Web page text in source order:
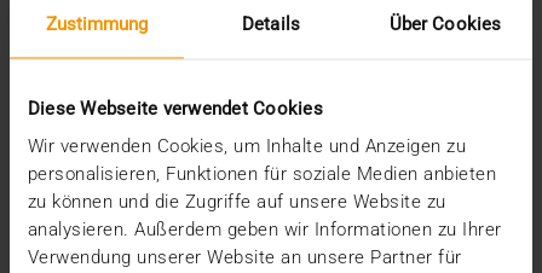
Zustimmung Details Über Cookies
Diese Webseite verwendet Cookies
Wir verwenden Cookies, um Inhalte und Anzeigen zu
personalisieren, Funktionen für soziale Medien anbieten
zu können und die Zugriffe auf unsere Website zu
analysieren. Außerdem geben wir Informationen zu Ihrer
Verwendung unserer Website an unsere Partner für
REPORT
Die Schulthess Klinik in Zürich ist eine
orthopädische Spezialklinik mit Schwerpunkten bei
der…